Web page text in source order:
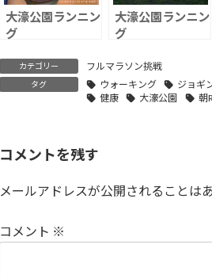
大濠公園ランニン
グ
大濠公園ランニン
グ
カテゴリー フルマラソン挑戦
タグ ウォーキング ジョギ
健康
大濠公園 朝
コメントを残す
メールアドレスが公開されることは
コメント ※